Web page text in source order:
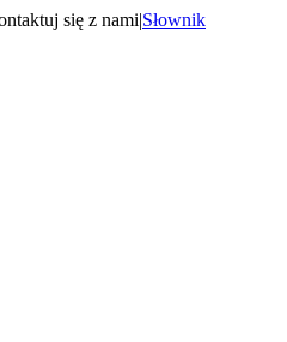
się z nami|Słownik